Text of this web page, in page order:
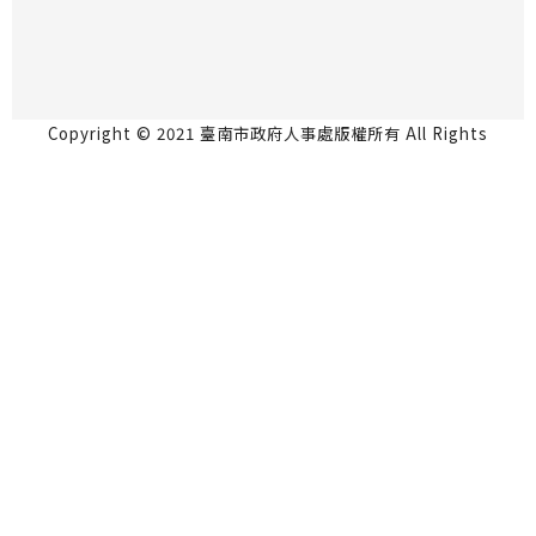
Copyright © 2021 臺南市政府人事處版權所有 All Rights